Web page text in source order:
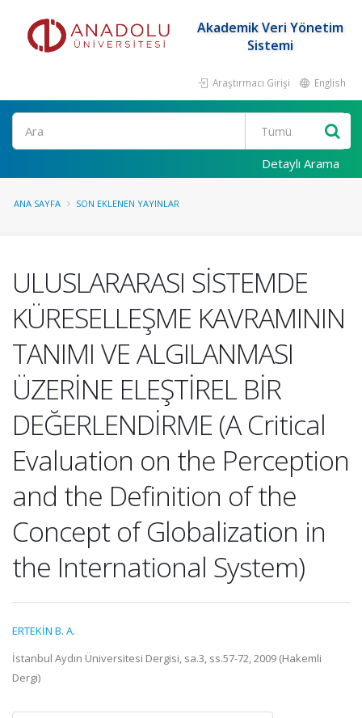
Akademik Veri Yönetim
Sistemi
Araştırmacı Girişi English
Ara
Detaylı Arama
ANA SAYFA SON EKLENEN YAYINLAR
ULUSLARARASI SİSTEMDE
KÜRESELLEŞME KAVRAMININ
TANIMI VE ALGILANMASI
ÜZERİNE ELEŞTİREL BİR
DEĞERLENDİRME (A Critical
Evaluation on the Perception
and the Definition of the
Concept of Globalization in
the International System)
ERTEKİN B. A.
İstanbul Aydın Üniversitesi Dergisi, sa.3, ss.57-72, 2009 (Hakemli
Dergi)